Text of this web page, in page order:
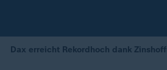
Dax erreicht Rekordhoch dank